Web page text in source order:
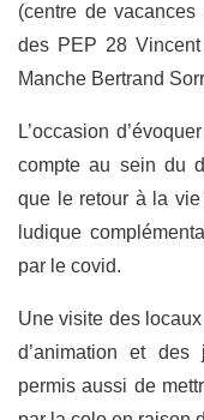
(centre de
des PEP 28
Manche Bertrand
L’occasion
compte au sein du
que le retour à la vie
ludique
par le covid.
Une visite des
d’animation et
permis aussi de